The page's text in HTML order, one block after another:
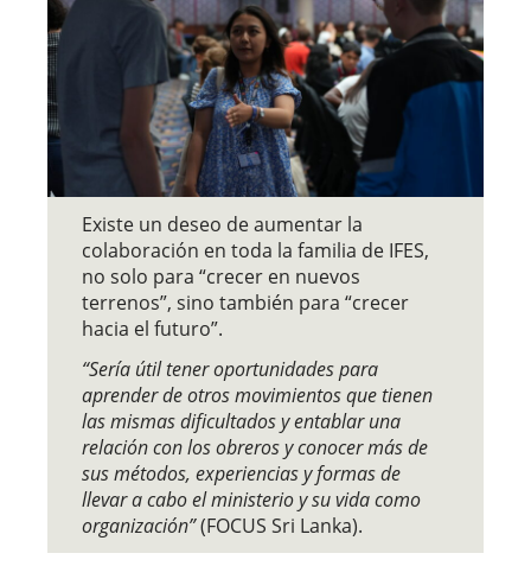
Existe un deseo de aumentar la
colaboración en toda la familia de IFES,
no solo para “crecer en nuevos
terrenos”, sino también para “crecer
hacia el futuro”.
“Sería útil tener oportunidades para
aprender de otros movimientos que tienen
las mismas dificultados y entablar una
relación con los obreros y conocer más de
sus métodos, experiencias y formas de
llevar a cabo el ministerio y su vida como
organización”(FOCUS Sri Lanka).